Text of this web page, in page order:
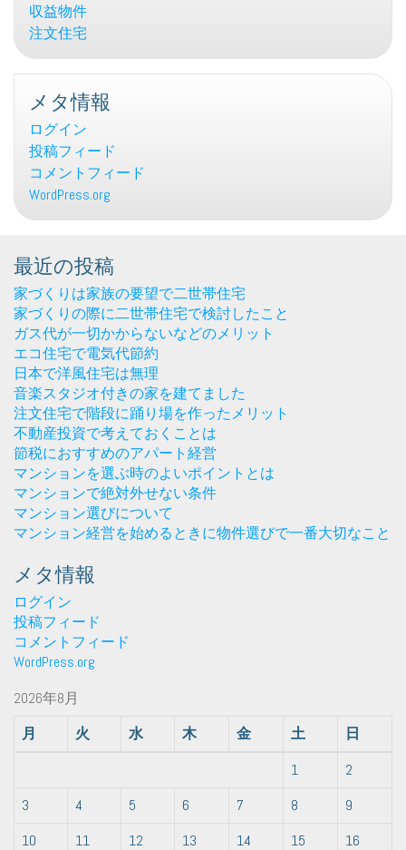
収益物件
注文住宅
メタ情報
ログイン
投稿フィード
コメントフィード
WordPress.org
最近の投稿
家づくりは家族の要望で二世帯住宅
家づくりの際に二世帯住宅で検討したこと
ガス代が一切かからないなどのメリット
エコ住宅で電気代節約
日本で洋風住宅は無理
音楽スタジオ付きの家を建てました
注文住宅で階段に踊り場を作ったメリット
不動産投資で考えておくことは
節税におすすめのアパート経営
マンションを選ぶ時のよいポイントとは
マンションで絶対外せない条件
マンション選びについて
マンション経営を始めるときに物件選びで一番大切なこと
メタ情報
ログイン
投稿フィード
コメントフィード
WordPress.org
2026年8月
月
火 水 木 金 土
日
1
2
3
4 5 6 7 8
9
10
11 12 13 14 15 16